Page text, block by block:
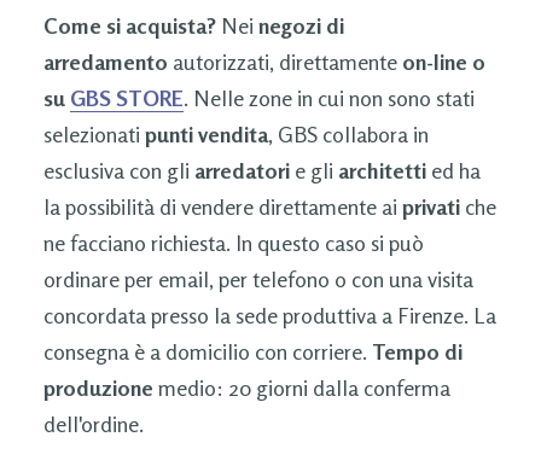
Come si acquista?Nei negozi di
arredamento autorizzati, direttamente on-line o
su GBS STORE. Nelle zone in cui non sono stati
selezionati punti vendita, GBS collabora in
esclusiva con gli arredatorie gli architettied ha
la possibilità di vendere direttamente ai privatiche
ne facciano richiesta. In questo caso si può
ordinare per email, per telefono o con una visita
concordata presso la sede produttiva a Firenze. La
consegna è a domicilio con corriere. Tempo di
produzione medio: 20 giorni dalla conferma
dell'ordine.